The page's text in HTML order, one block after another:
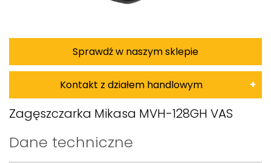
Sprawdź w naszym sklepie
Kontakt z działem handlowym
Damian Korkus
Specjalista d/s sprzedaż maszyn i urządzeń
Zagęszczarka Mikasa MVH-128GH VAS
Dane techniczne